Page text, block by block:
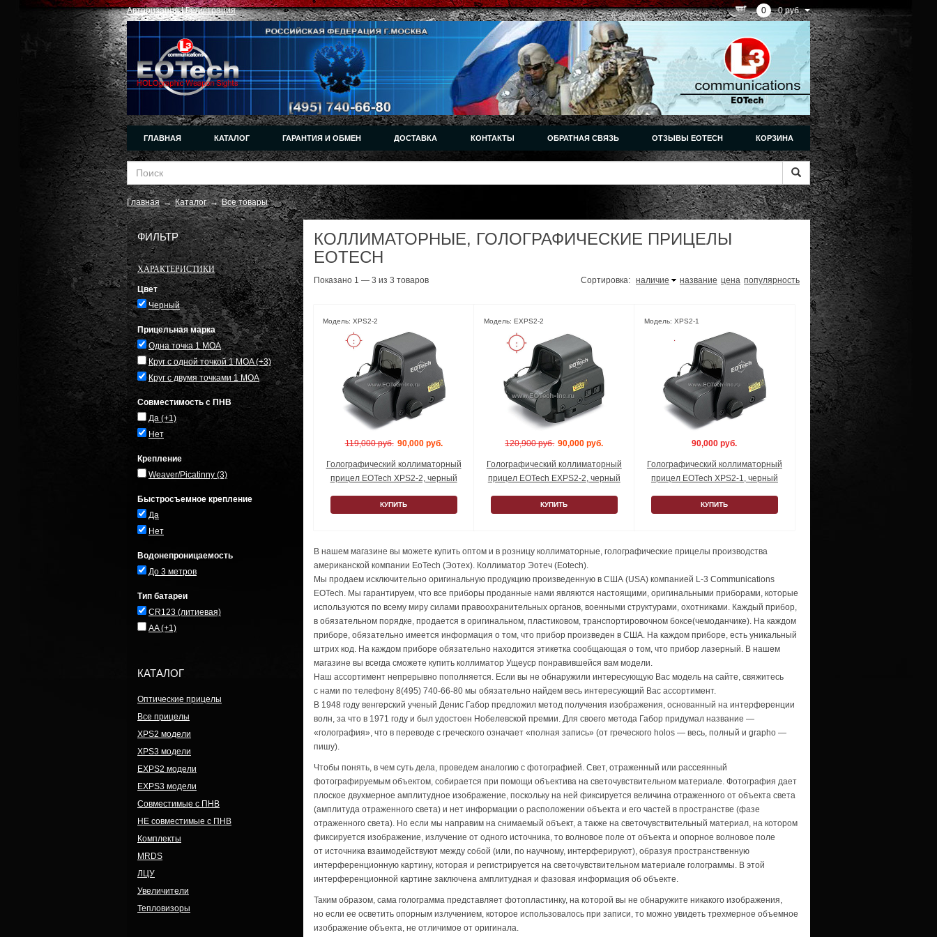
Авторизация|Регистрация 0 0 руб.
ГЛАВНАЯ КАТАЛОГ ГАРАНТИЯ И ОБМЕН ДОСТАВКА КОНТАКТЫ ОБРАТНАЯ СВЯЗЬ ОТЗЫВЫ EOTECH КОРЗИНА
Главная → Каталог → Все товары
ФИЛЬТР
ХАРАКТЕРИСТИКИ
Цвет
Черный
Прицельная марка
Одна точка 1 MOA
Круг с одной точкой 1 MOA(+3)
Круг с двумя точками 1 MOA
Совместимость с ПНВ
Да (+1)
Нет
Крепление
Weaver/Picatinny (3)
Быстросъемное крепление
Да
Нет
Водонепроницаемость
До 3 метров
Тип батареи
CR123 (литиевая)
AA(+1)
КАТАЛОГ
Оптические прицелы
Все прицелы
XPS2 модели
XPS3 модели
EXPS2 модели
EXPS3 модели
Совместимые с ПНВ
НЕ совместимые с ПНВ
Комплекты
MRDS
ЛЦУ
Увеличители
Тепловизоры
КОЛЛИМАТОРНЫЕ, ГОЛОГРАФИЧЕСКИЕ ПРИЦЕЛЫ
EOTECH
Показано 1 — 3 из 3 товаров Сортировка: наличие название цена популярность
Модель: XPS2-2
119,000 руб. 90,000 руб.
Голографический коллиматорный
прицел EOTech XPS2-2, черный
КУПИТЬ
Модель: EXPS2-2
120,900 руб. 90,000 руб.
Голографический коллиматорный
прицел EOTech EXPS2-2, черный
КУПИТЬ
Модель: XPS2-1
90,000 руб.
Голографический коллиматорный
прицел EOTech XPS2-1, черный
КУПИТЬ
В нашем магазине вы можете купить оптом и в розницу коллиматорные, голографические прицелы производства
американской компании EoTech (Эотех). Коллиматор Эотеч (Eotech).
Мы продаем исключительно оригинальную продукцию произведенную в США (USA) компанией L-3 Communications
EOTech. Мы гарантируем, что все приборы проданные нами являются настоящими, оригинальными приборами, которые
используются по всему миру силами правоохранительных органов, военными структурами, охотниками. Каждый прибор,
в обязательном порядке, продается в оригинальном, пластиковом, транспортировочном боксе(чемоданчике). На каждом
приборе, обязательно имеется информация о том, что прибор произведен в США. На каждом приборе, есть уникальный
штрих код. На каждом приборе обязательно находится этикетка сообщающая о том, что прибор лазерный. В нашем
магазине вы всегда сможете купить коллиматор Ущеуср понравившейся вам модели.
Наш ассортимент непрерывно пополняется. Если вы не обнаружили интересующую Вас модель на сайте, свяжитесь
с нами по телефону 8(495) 740-66-80мы обязательно найдем весь интересующий Вас ассортимент.
В 1948 году венгерский ученый Денис Габор предложил метод получения изображения, основанный на интерференции
волн, за что в 1971 году и был удостоен Нобелевской премии. Для своего метода Габор придумал название —
«голография», что в переводе с греческого означает «полная запись» (от греческого hоlоs — весь, полный и grapho —
пишу).
Чтобы понять, в чем суть дела, проведем аналогию с фотографией. Свет, отраженный или рассеянный
фотографируемым объектом, собирается при помощи объектива на светочувствительном материале. Фотография дает
плоское двухмерное амплитудное изображение, поскольку на ней фиксируется величина отраженного от объекта света
(амплитуда отраженного света) и нет информации о расположении объекта и его частей в пространстве (фазе
отраженного света). Но если мы направим на снимаемый объект, а также на светочувствительный материал, на котором
фиксируется изображение, излучение от одного источника, то волновое поле от объекта и опорное волновое поле
от источника взаимодействуют между собой (или, по научному, интерферируют), образуя пространственную
интерференционную картину, которая и регистрируется на светочувствительном материале голограммы. В этой
интерференционной картине заключена амплитудная и фазовая информация об объекте.
Таким образом, сама голограмма представляет фотопластинку, на которой вы не обнаружите никакого изображения,
но если ее осветить опорным излучением, которое использовалось при записи, то можно увидеть трехмерное объемное
изображение объекта, не отличимое от оригинала.